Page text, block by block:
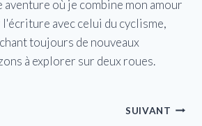
aventure où je combine mon amour
l'écriture avec celui du cyclisme,
toujours de nouveaux
à explorer sur deux roues.
SUIVANT